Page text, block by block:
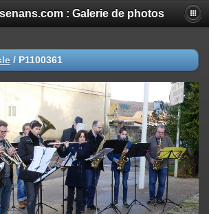
: Galerie de photos
/ P1100361